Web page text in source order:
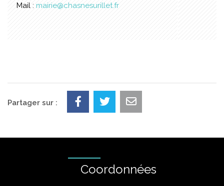
Mail : mairie@chasnesurillet.fr
Partager sur :
Coordonnées